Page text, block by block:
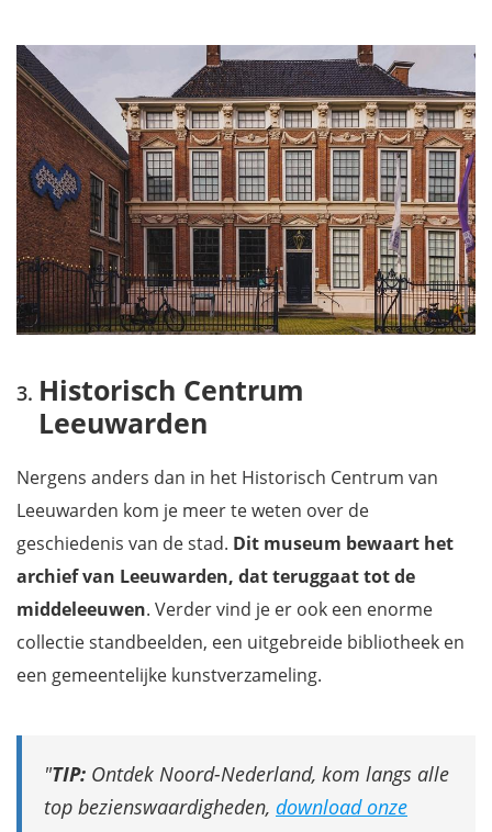
Historisch Centrum
Leeuwarden
Nergens anders dan in het Historisch Centrum van
Leeuwarden kom je meer te weten over de
geschiedenis van de stad. Dit museum bewaart het
archief van Leeuwarden, dat teruggaat tot de
middeleeuwen. Verder vind je er ook een enorme
collectie standbeelden, een uitgebreide bibliotheek en
een gemeentelijke kunstverzameling.
TIP: Ontdek Noord-Nederland, kom langs alle
top bezienswaardigheden, download onze